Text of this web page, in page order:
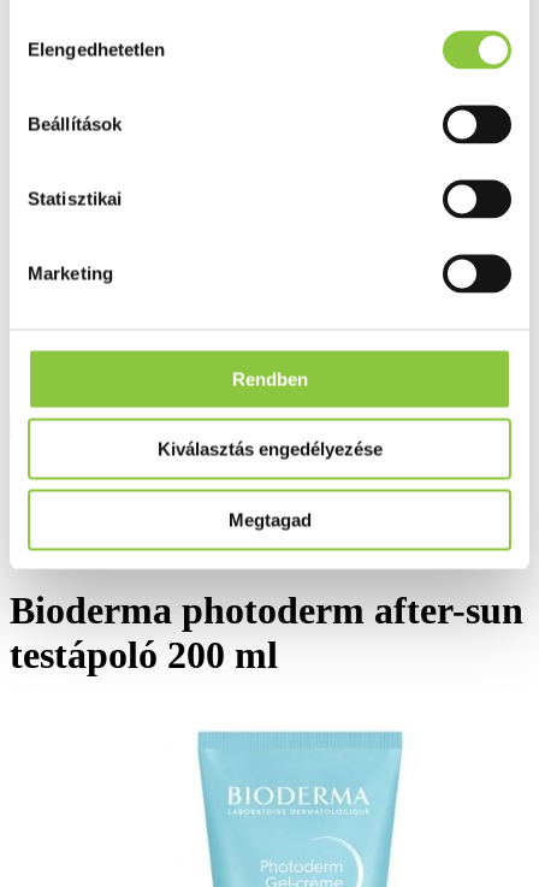
kiválasztása
Elengedhetetlen
Beállítások
Statisztikai
Marketing
Rendben
Kiválasztás engedélyezése
Megtagad
Vérnyomás és szív gyógyszerei
Teák
Bioderma photoderm after-sun testápoló 200 ml
Bioderma photoderm after-sun
testápoló 200 ml